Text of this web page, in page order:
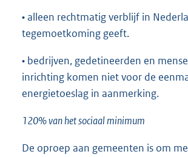
• alleen rechtmatig verblijf in
tegemoetkoming geeft.
• bedrijven, gedetineerden en
inrichting komen niet voor de
energietoeslag in aanmerking.
120% van het sociaal minimum
De oproep aan gemeenten is om